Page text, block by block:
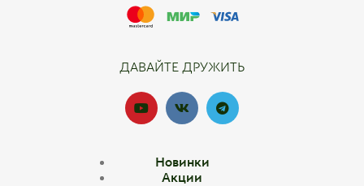
ДАВАЙТЕ ДРУЖИТЬ
Новинки
Акции